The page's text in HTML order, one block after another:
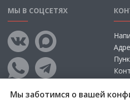
МЫ В СОЦСЕТЯХ
Мы заботимся о вашей